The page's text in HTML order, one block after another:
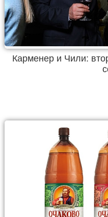
Карменер и Чили: